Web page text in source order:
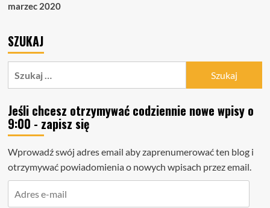
marzec 2020
SZUKAJ
Jeśli chcesz otrzymywać codziennie nowe wpisy o
9:00 - zapisz się
Wprowadź swój adres email aby zaprenumerować ten blog i
otrzymywać powiadomienia o nowych wpisach przez email.